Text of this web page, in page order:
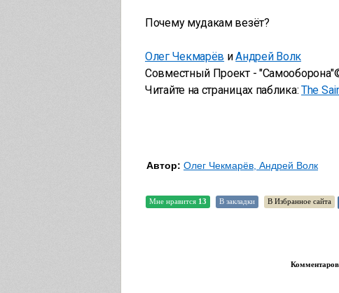
Почему мудакам везёт?
Олег Чекмарёв иАндрей Волк
Совместный Проект -
Читайте на страницах паблика: The
Автор: Олег Чекмарёв, Андрей Волк
Мне нравится 13 В закладки В Избранное сайта